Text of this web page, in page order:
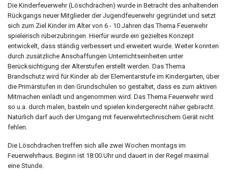
Die Kinderfeuerwehr (Löschdrachen) wurde in Betracht des anhaltenden
Rückgangs neuer Mitglieder der Jugendfeuerwehr gegründet und setzt
sich zum Ziel Kinder im Alter von 6 - 10 Jahren das Thema Feuerwehr
spielerisch rüberzubringen. Hierfür wurde ein gezieltes Konzept
entwickelt, dass ständig verbessert und erweitert wurde. Weiter konnten
durch zusätzliche Anschaffungen Unterrichtseinheiten unter
Berücksichtigung der Alterstufen erstellt werden. Das Thema
Brandschutz wird für Kinder ab der Elementarstufe im Kindergarten, über
die Primärstufen in den Grundschulen so gestaltet, dass es zum aktiven
Mitmachen einlädt und angenommen wird. Das Thema Feuerwehr wird
so u.a. durch malen, basteln und spielen kindergerecht näher gebracht.
Natürlich darf auch der Umgang mit feuerwehrtechnischem Gerät nicht
fehlen.
Die Löschdrachen treffen sich alle zwei Wochen montags im
Feuerwehrhaus. Beginn ist 18:00 Uhr und dauert in der Regel maximal
eine Stunde.